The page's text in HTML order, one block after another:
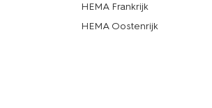
HEMA Frankrijk
HEMA Oostenrijk